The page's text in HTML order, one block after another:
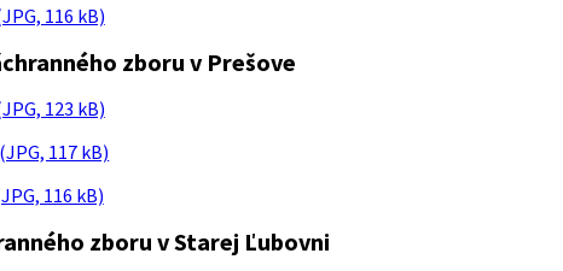
116 kB)
zboru v Prešove
123 kB)
117 kB)
116 kB)
zboru v Starej Ľubovni